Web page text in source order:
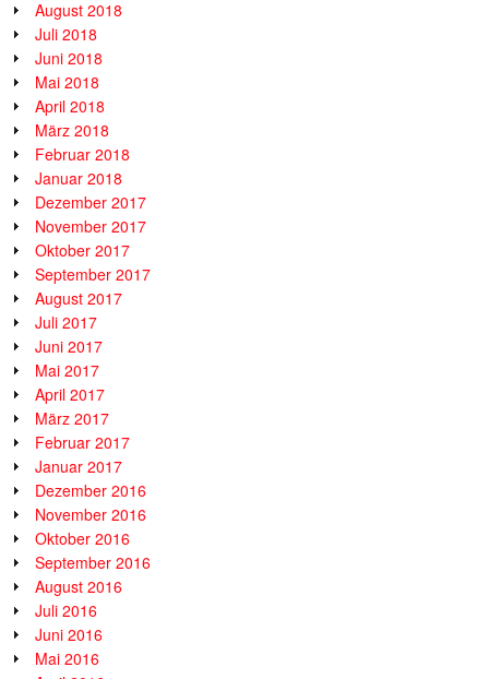
August 2018
Juli 2018
Juni 2018
Mai 2018
April 2018
März 2018
Februar 2018
Januar 2018
Dezember 2017
November 2017
Oktober 2017
September 2017
August 2017
Juli 2017
Juni 2017
Mai 2017
April 2017
März 2017
Februar 2017
Januar 2017
Dezember 2016
November 2016
Oktober 2016
September 2016
August 2016
Juli 2016
Juni 2016
Mai 2016